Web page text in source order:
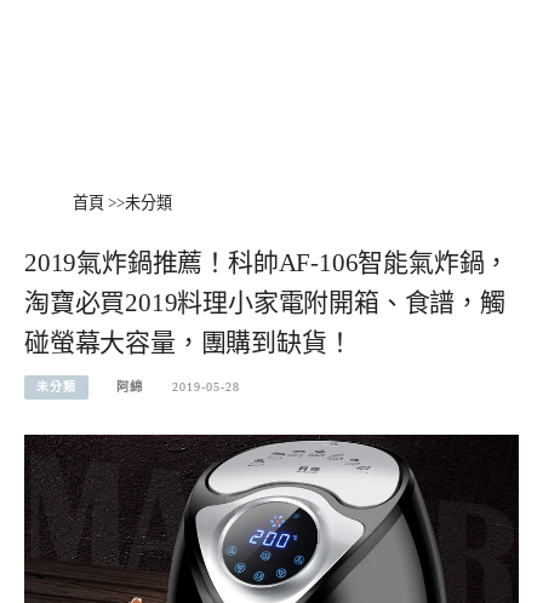
首頁 >>未分類
2019氣炸鍋推薦！科帥AF-106智能氣炸鍋，
淘寶必買2019料理小家電附開箱、食譜，觸
碰螢幕大容量，團購到缺貨！
未分類 阿綿 2019-05-28